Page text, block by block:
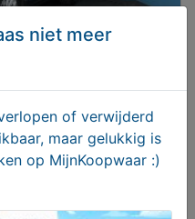
2020, Benzine,
niet meer
of verwijderd
maar gelukkig is
op MijnKoopwaar :)